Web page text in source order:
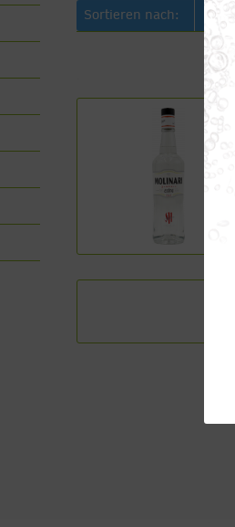
Sortieren nach: